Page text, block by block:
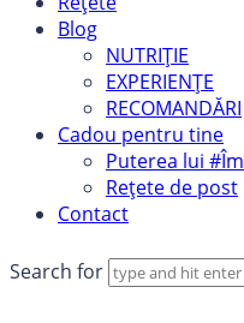
Blog
NUTRIȚIE
EXPERIENȚE
RECOMANDĂRI
Cadou pentru tine
Puterea lui
Rețete de post
Contact
Search for